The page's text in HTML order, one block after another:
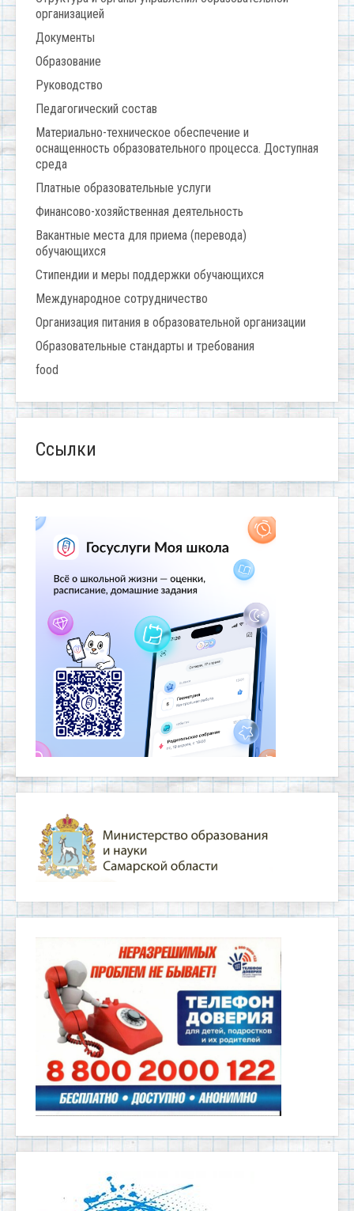
организацией
Документы
Образование
Руководство
Педагогический состав
Материально-техническое обеспечение и
оснащенность образовательного процесса. Доступная
среда
Платные образовательные услуги
Финансово-хозяйственная деятельность
Вакантные места для приема (перевода)
обучающихся
Стипендии и меры поддержки обучающихся
Международное сотрудничество
Организация питания в образовательной организации
Образовательные стандарты и требования
food
Ссылки